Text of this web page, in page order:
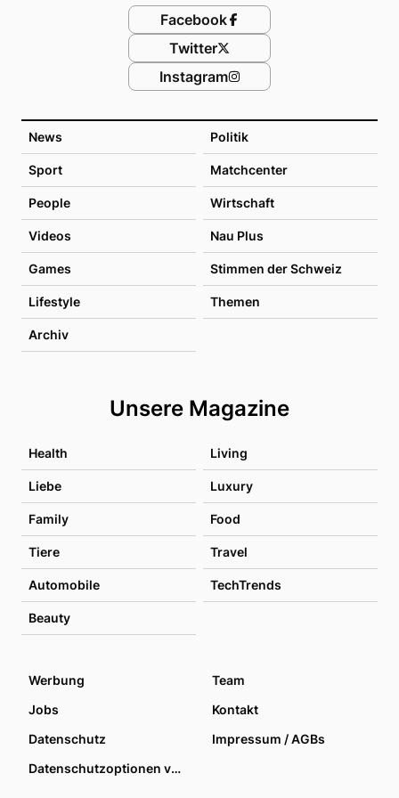
News Politik
Sport Matchcenter
People Wirtschaft
Videos Nau Plus
Games Stimmen der Schweiz
Lifestyle Themen
Archiv
Unsere Magazine
Health Living
Liebe Luxury
Family Food
Tiere Travel
Automobile TechTrends
Beauty
Facebook
Twitter
Instagram
Werbung
Team
Jobs
Kontakt
Datenschutz
Impressum / AGBs
Datenschutzoptionen verwalten